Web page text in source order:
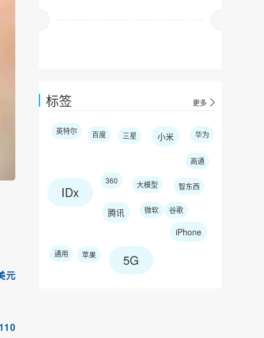
标签 更多
英特尔 百度 三星 小米 华为
高通
IDx
360 大模型 智东西
腾讯 微软 谷歌
iPhone
通用 苹果 5G
元